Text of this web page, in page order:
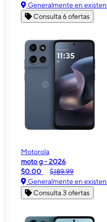
Generalmente en
Consulta 6 ofertas
Motorola
moto g - 2026
$0.00
$189.99
Generalmente en
Consulta 3 ofertas